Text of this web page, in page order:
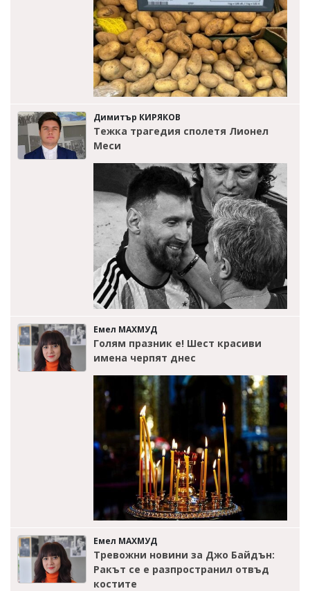
Димитър КИРЯКОВ
Тежка трагедия сполетя Лионел
Меси
Емел МАХМУД
Голям празник е! Шест красиви
имена черпят днес
Емел МАХМУД
Тревожни новини за Джо Байдън:
Ракът се е разпространил отвъд
костите